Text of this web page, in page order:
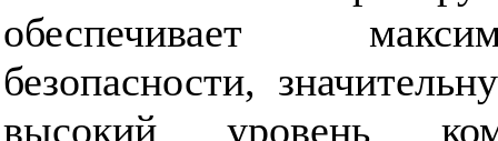
обеспечивает
безопасности,
высокий уровень